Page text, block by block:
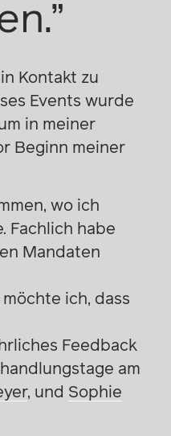
Kontakt zu
Events wurde
in meiner
Beginn meiner
wo ich
Fachlich habe
Mandaten
ich, dass
Feedback
am
, und Sophie